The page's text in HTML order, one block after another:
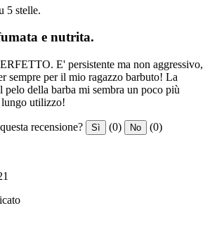
5 stelle.
e nutrita.
E' persistente ma non aggressivo,
sempre per il mio ragazzo barbuto! La
pelo della barba mi sembra un poco più
utilizzo!
recensione? Sì (0) No (0)